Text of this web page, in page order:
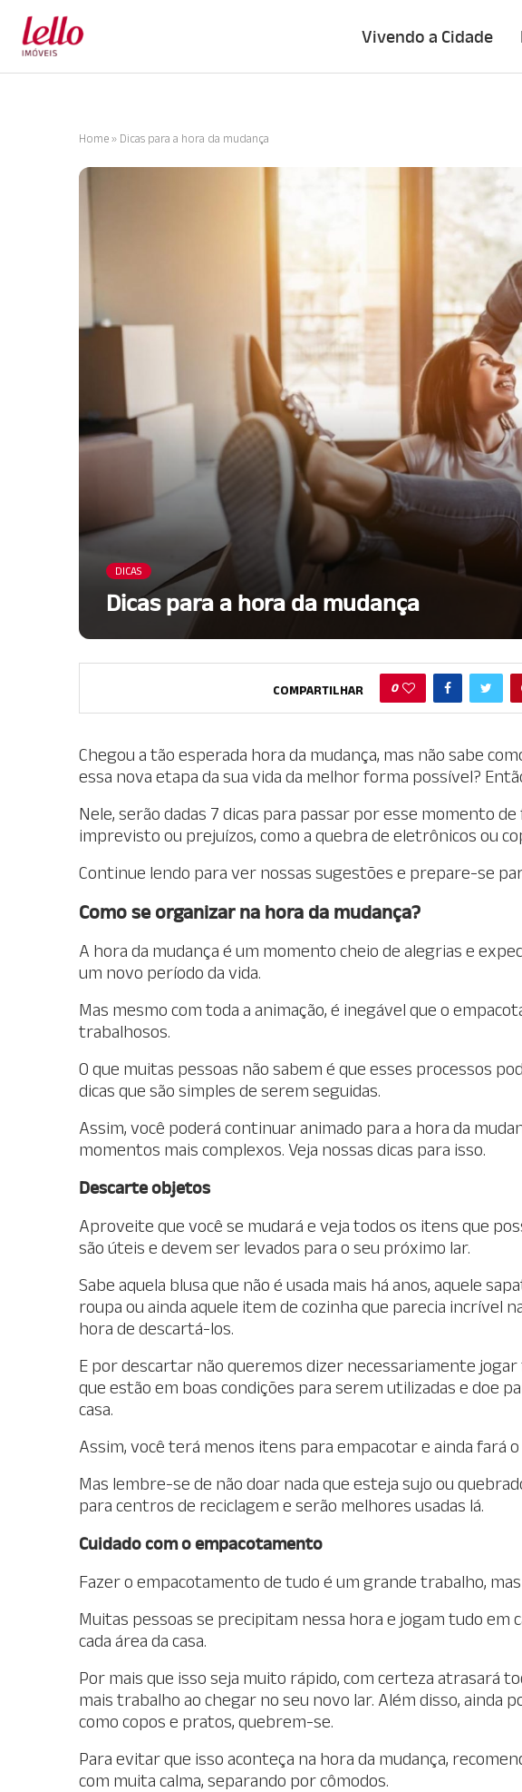
Vivendo a Cidade
Home » Dicas para a hora da mudança
DICAS
Dicas para a hora da mudança
COMPARTILHAR 0
Chegou a tão esperada hora da mudança, mas não sabe
essa nova etapa da sua vida da melhor forma possível?
Nele, serão dadas 7 dicas para passar por esse momento
imprevisto ou prejuízos, como a quebra de eletrônicos ou
Continue lendo para ver nossas sugestões e prepare-se
Como se organizar na hora da mudança?
A hora da mudança é um momento cheio de alegrias e
um novo período da vida.
Mas mesmo com toda a animação, é inegável que o
trabalhosos.
O que muitas pessoas não sabem é que esses processos
dicas que são simples de serem seguidas.
Assim, você poderá continuar animado para a hora da
momentos mais complexos. Veja nossas dicas para isso.
Descarte objetos
Aproveite que você se mudará e veja todos os itens que
são úteis e devem ser levados para o seu próximo lar.
Sabe aquela blusa que não é usada mais há anos, aquele
roupa ou ainda aquele item de cozinha que parecia incrível
hora de descartá-los.
E por descartar não queremos dizer necessariamente
que estão em boas condições para serem utilizadas e doe
casa.
Assim, você terá menos itens para empacotar e ainda fará
Mas lembre-se de não doar nada que esteja sujo ou
para centros de reciclagem e serão melhores usadas lá.
Cuidado com o empacotamento
Fazer o empacotamento de tudo é um grande trabalho,
Muitas pessoas se precipitam nessa hora e jogam tudo em
cada área da casa.
Por mais que isso seja muito rápido, com certeza atrasará
mais trabalho ao chegar no seu novo lar. Além disso, ainda
como copos e pratos, quebrem-se.
Para evitar que isso aconteça na hora da mudança,
com muita calma, separando por cômodos.